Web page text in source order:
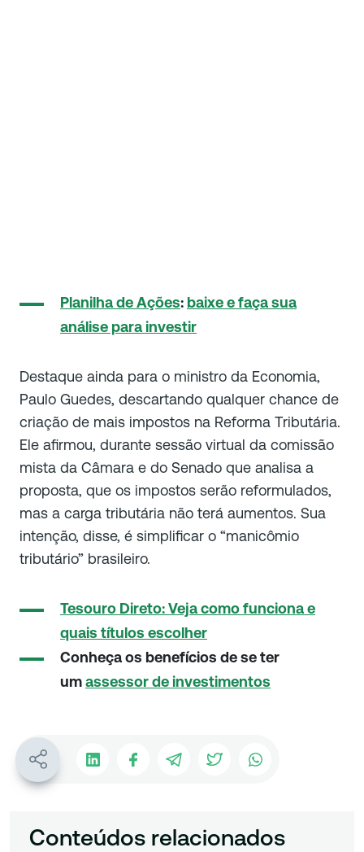
Planilha de Ações: baixe e faça sua
análise para investir
Destaque ainda para o ministro da Economia,
Paulo Guedes, descartando qualquer chance de
criação de mais impostos na Reforma Tributária.
Ele afirmou, durante sessão virtual da comissão
mista da Câmara e do Senado que analisa a
proposta, que os impostos serão reformulados,
mas a carga tributária não terá aumentos. Sua
intenção, disse, é simplificar o “manicômio
tributário” brasileiro.
Tesouro Direto: Veja como funciona e
quais títulos escolher
Conheça os benefícios de se ter
umassessor de investimentos
Conteúdos relacionados